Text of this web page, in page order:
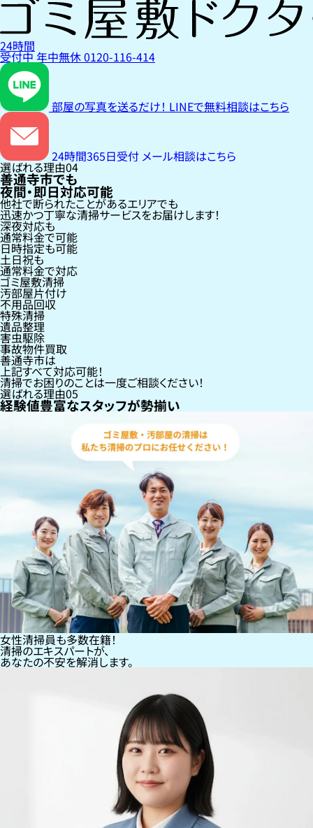
24時間
受付中年中無休0120-116-414
部屋の写真を送るだけ！ LINEで無料相談はこちら
24時間365日受付 メール相談はこちら
選ばれる理由04
善通寺市でも
夜間・即日対応可能
他社で断られたことがあるエリアでも
迅速かつ丁寧な清掃サービスをお届けします！
深夜対応も
通常料金で可能
日時指定も可能
土日祝も
通常料金で対応
ゴミ屋敷清掃
汚部屋片付け
不用品回収
特殊清掃
遺品整理
害虫駆除
事故物件買取
善通寺市は
上記すべて対応可能！
清掃でお困りのことは一度ご相談ください！
選ばれる理由05
経験値豊富なスタッフが勢揃い
女性清掃員も多数在籍！
清掃のエキスパートが、
あなたの不安を解消します。